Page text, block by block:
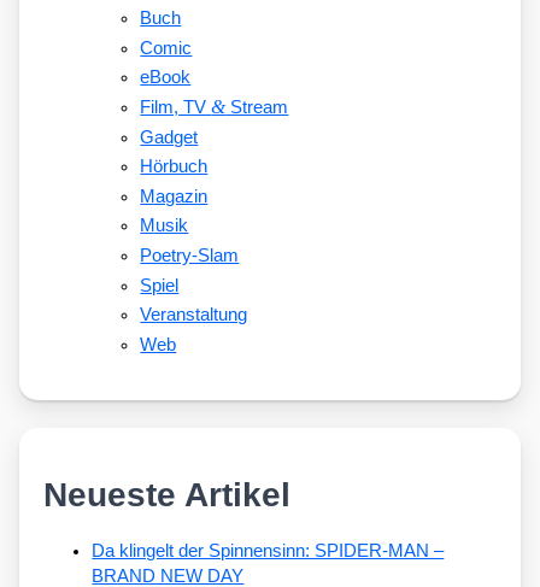
Buch
Comic
eBook
Film, TV&Stream
Gadget
Hörbuch
Magazin
Musik
Poetry-Slam
Spiel
Veranstaltung
Web
Neueste Artikel
Da klingelt der Spinnensinn: SPIDER-MAN –
BRAND NEW DAY